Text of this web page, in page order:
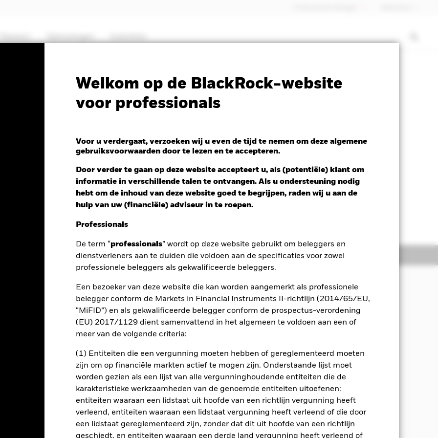
Welkom op de BlackRock-website
voor professionals
Voor u verdergaat, verzoeken wij u even de tijd te nemen om deze algemene
gebruiksvoorwaarden door te lezen en te accepteren.
Door verder te gaan op deze website accepteert u, als (potentiële) klant om
informatie in verschillende talen te ontvangen. Als u ondersteuning nodig
hebt om de inhoud van deze website goed te begrijpen, raden wij u aan de
hulp van uw (financiële) adviseur in te roepen.
Professionals
De term “professionals” wordt op deze website gebruikt om beleggers en
dienstverleners aan te duiden die voldoen aan de specificaties voor zowel
professionele beleggers als gekwalificeerde beleggers.
Een bezoeker van deze website die kan worden aangemerkt als professionele
belegger conform de Markets in Financial Instruments II-richtlijn (2014/65/EU,
“MiFID”) en als gekwalificeerde belegger conform de prospectus-verordening
(EU) 2017/1129 dient samenvattend in het algemeen te voldoen aan een of
meer van de volgende criteria:
(1) Entiteiten die een vergunning moeten hebben of gereglementeerd moeten
zijn om op financiële markten actief te mogen zijn. Onderstaande lijst moet
worden gezien als een lijst van alle vergunninghoudende entiteiten die de
karakteristieke werkzaamheden van de genoemde entiteiten uitoefenen:
entiteiten waaraan een lidstaat uit hoofde van een richtlijn vergunning heeft
verleend, entiteiten waaraan een lidstaat vergunning heeft verleend of die door
een lidstaat gereglementeerd zijn, zonder dat dit uit hoofde van een richtlijn
geschiedt, en entiteiten waaraan een derde land vergunning heeft verleend of
PRIIP KID Prospectus SFDR Web Disclosure Download
Managed Global
NAV 1 dag per 06/aug/2026
-0,02 (-0,21%)
Kerngegevens Managers Posities Documenten
dan de BBG MSCI Global Green Corp and Global Corp Composite EUR Hedge Index (de 'Benchmark
activa in vastrentende effecten (VR-effecten) (zoals obligaties, notes en schuldbrieven) die zijn
en lokale overheidsinstanties) van beleggingskwaliteit (d.w.z. met een bepaalde kredietwaardigheid of
waaronder afgeleide financiële instrumenten (FDI's) (d.w.z. beleggingen waarvan de koersen zijn
activa). Het Fonds kan tot 25% van de activa beleggen in opkomende markten en kan beleggen in
een rating onder beleggingskwaliteit) en daaraan gerelateerde instrumenten, deposito's en contanten.
waaronder groene obligaties, aanhouden en de totale activa worden belegd overeenkomstig het
bij het prospectus voor meer informatie. Het Fonds kan indirect (bijv. met bepaalde FDI's) worden
niet aan deze uitsluitingscriteria te voldoen.